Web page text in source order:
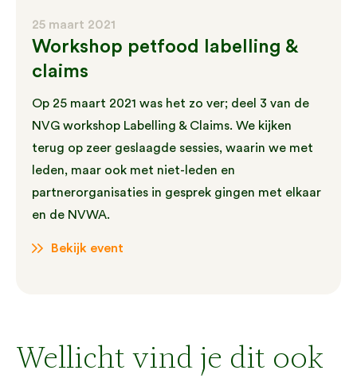
25 maart 2021
Workshop petfood labelling &
claims
Op 25 maart 2021 was het zo ver; deel 3 van de
NVG workshop Labelling & Claims. We kijken
terug op zeer geslaagde sessies, waarin we met
leden, maar ook met niet-leden en
partnerorganisaties in gesprek gingen met elkaar
en de NVWA.
Bekijk event
Wellicht vind je dit ook